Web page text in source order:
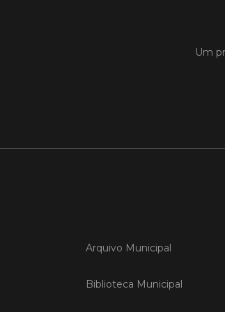
Torres
Feira
Um
Um
Arquivo Municipal
Biblioteca Municipal